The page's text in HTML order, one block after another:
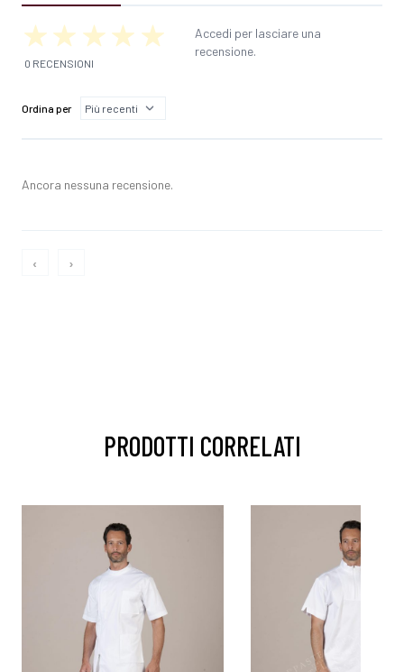
0 RECENSIONI
Accedi per lasciare una
recensione.
Ordina per
Ancora nessuna recensione.
‹ ›
PRODOTTI CORRELATI